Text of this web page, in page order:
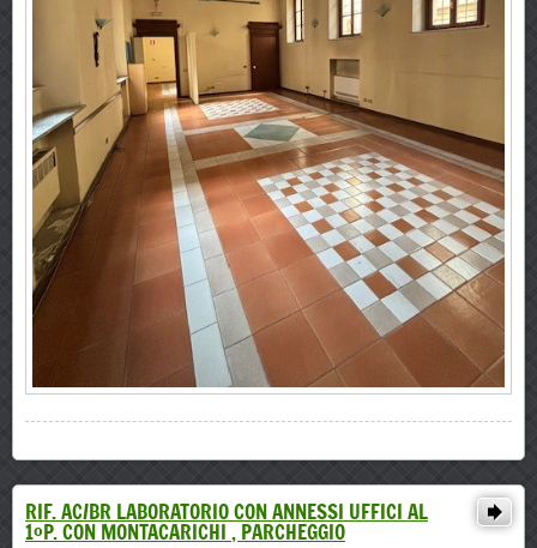
RIF. AC/BR LABORATORIO CON ANNESSI UFFICI AL
1°P. CON MONTACARICHI , PARCHEGGIO